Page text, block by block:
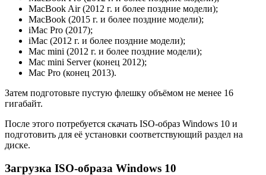
MacBook Air (2012 г. и более поздние модели);
MacBook (2015 г. и более поздние модели);
iMac Pro (2017);
iMac (2012 г. и более поздние модели);
Mac mini (2012 г. и более поздние модели);
Mac mini Server (конец 2012);
Mac Pro (конец 2013).
Затем подготовьте пустую флешку объёмом не менее 16
гигабайт.
После этого потребуется скачать ISO-образ Windows 10 и
подготовить для её установки соответствующий раздел на
диске.
Загрузка ISO-образа Windows 10